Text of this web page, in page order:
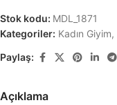
Stok kodu: MDL_1871
Kategoriler: Kadın Giyim,
Paylaş:
Açıklama